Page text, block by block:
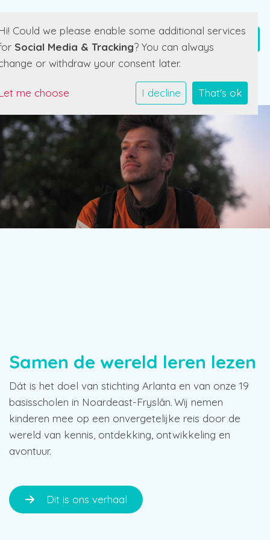
Samen de wereld leren lezen
Dát is het doel van stichting Arlanta en van onze 19
basisscholen in Noardeast-Fryslân. Wij nemen
kinderen mee op een onvergetelijke reis door de
wereld van kennis, ontdekking, ontwikkeling en
avontuur.
Dit is ons verhaal
Could we please enable some additional services
Social Media & Tracking? You can always
or withdraw your consent later.
me choose I decline That's ok